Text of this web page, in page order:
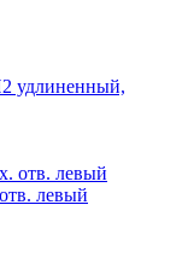
удлиненный,
левый